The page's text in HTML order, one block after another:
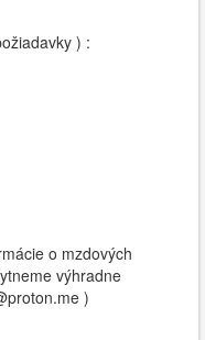
) :
o mzdových
výhradne
)